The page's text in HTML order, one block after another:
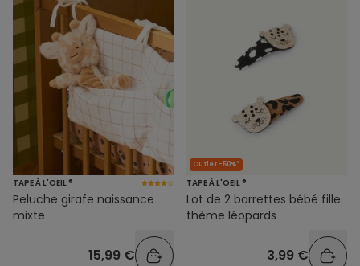
TAPE À L'OEIL ®
Peluche girafe naissance
mixte
15,99 €
Outlet -50%*
TAPE À L'OEIL ®
Lot de 2 barrettes bébé fille
thème léopards
3,99 €